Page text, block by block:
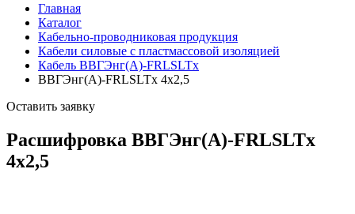
Главная
Каталог
Кабельно-проводниковая продукция
Кабели силовые с пластмассовой изоляцией
Кабель ВВГЭнг(А)-FRLSLTx
ВВГЭнг(А)-FRLSLTx 4х2,5
Оставить заявку
Расшифровка ВВГЭнг(А)-FRLSLTx
4х2,5